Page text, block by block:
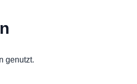
genutzt.